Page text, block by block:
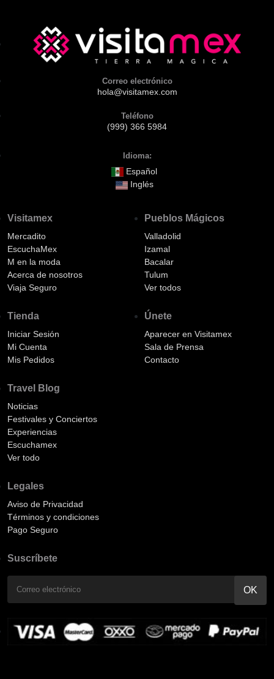
Correo electrónico
hola@visitamex.com
Teléfono
(999) 366 5984
Idioma:
Español
Inglés
Visitamex
Mercadito
EscuchaMex
M en la moda
Acerca de nosotros
Viaja Seguro
Tienda
Iniciar Sesión
Mi Cuenta
Mis Pedidos
Pueblos Mágicos
Valladolid
Izamal
Bacalar
Tulum
Ver todos
Únete
Aparecer en Visitamex
Sala de Prensa
Contacto
Travel Blog
Noticias
Festivales y Conciertos
Experiencias
Escuchamex
Ver todo
Legales
Aviso de Privacidad
Términos y condiciones
Pago Seguro
Suscríbete